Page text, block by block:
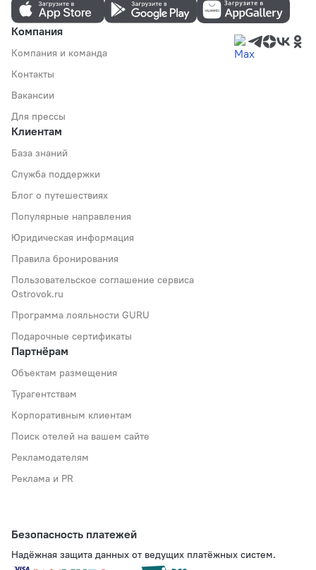
Компания
Компания и команда
Контакты
Вакансии
Для прессы
Клиентам
База знаний
Служба поддержки
Блог о путешествиях
Популярные направления
Юридическая информация
Правила бронирования
Пользовательское соглашение сервиса
Ostrovok.ru
Программа лояльности GURU
Подарочные сертификаты
Партнёрам
Объектам размещения
Турагентствам
Корпоративным клиентам
Поиск отелей на вашем сайте
Рекламодателям
Реклама и PR
Безопасность платежей
Надёжная защита данных от ведущих платёжных систем.